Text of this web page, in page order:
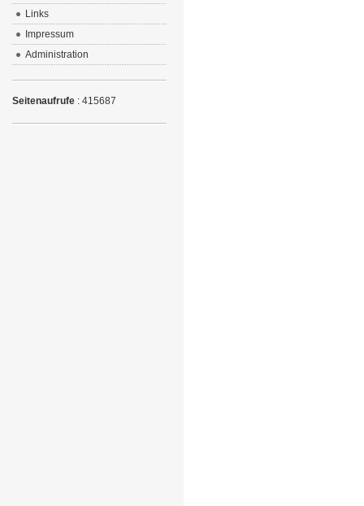
Links
Impressum
Administration
Seitenaufrufe: 415687